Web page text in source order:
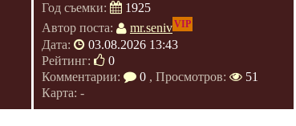
Год съемки:
1925
Автор поста:
mr.senivVIP
Дата:
03.08.2026 13:43
Рейтинг:
0
Комментарии:
0 , Просмотров:
51
Карта: -